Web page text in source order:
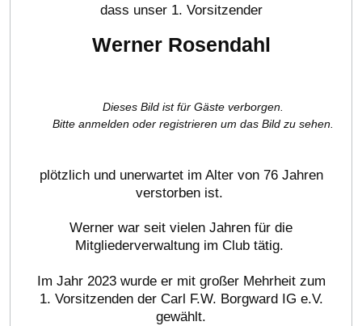
dass unser 1. Vorsitzender
Werner Rosendahl
Dieses Bild ist für Gäste verborgen.
Bitte anmelden oder registrieren um das Bild zu sehen.
plötzlich und unerwartet im Alter von 76 Jahren
verstorben ist.
Werner war seit vielen Jahren für die
Mitgliederverwaltung im Club tätig.
Im Jahr 2023 wurde er mit großer Mehrheit zum
1. Vorsitzenden der Carl F.W. Borgward IG e.V.
gewählt.